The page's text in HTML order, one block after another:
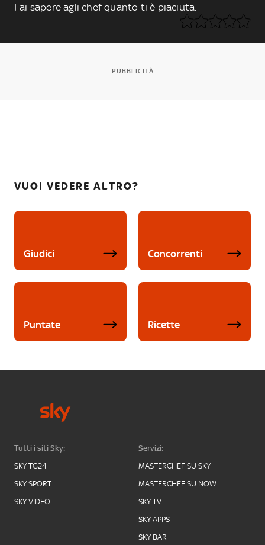
Fai sapere agli chef quanto ti è piaciuta.
PUBBLICITÀ
VUOI VEDERE ALTRO?
Giudici Concorrenti
Puntate Ricette
Tutti i siti Sky:
SKY TG24
SKY SPORT
SKY VIDEO
Servizi:
MASTERCHEF SU SKY
MASTERCHEF SU NOW
SKY TV
SKY APPS
SKY BAR